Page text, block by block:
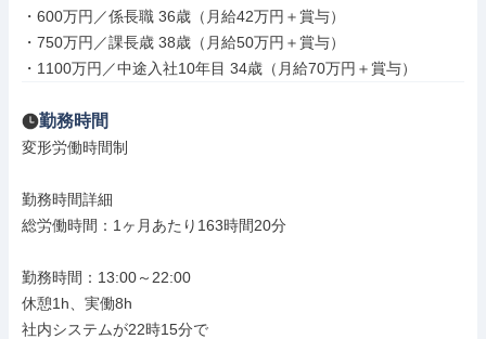
・600万円／係長職 36歳（月給42万円＋賞与）
・750万円／課長歳 38歳（月給50万円＋賞与）
・1100万円／中途入社10年目 34歳（月給70万円＋賞与）
勤務時間
変形労働時間制
勤務時間詳細
総労働時間：1ヶ月あたり163時間20分
勤務時間：13:00～22:00
休憩1h、実働8h
社内システムが22時15分で